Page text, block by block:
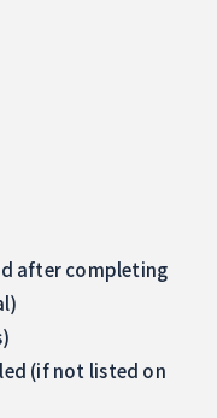
after completing
(if not listed on